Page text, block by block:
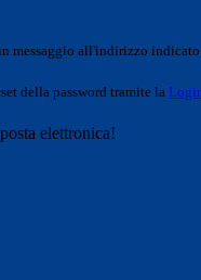
messaggio all'indirizzo
della password tramite la
elettronica!